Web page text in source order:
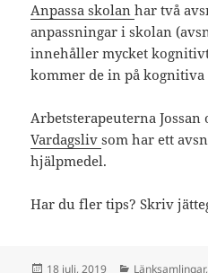
Anpassa skolanhar två
anpassningar i skolan
innehåller mycket
kommer de in på
Arbetsterapeuterna Jossan
Vardagslivsom har ett
hjälpmedel.
Har du fler tips? Skriv
Postat
18 juli, 2019 Kategorier
Länksamlingar